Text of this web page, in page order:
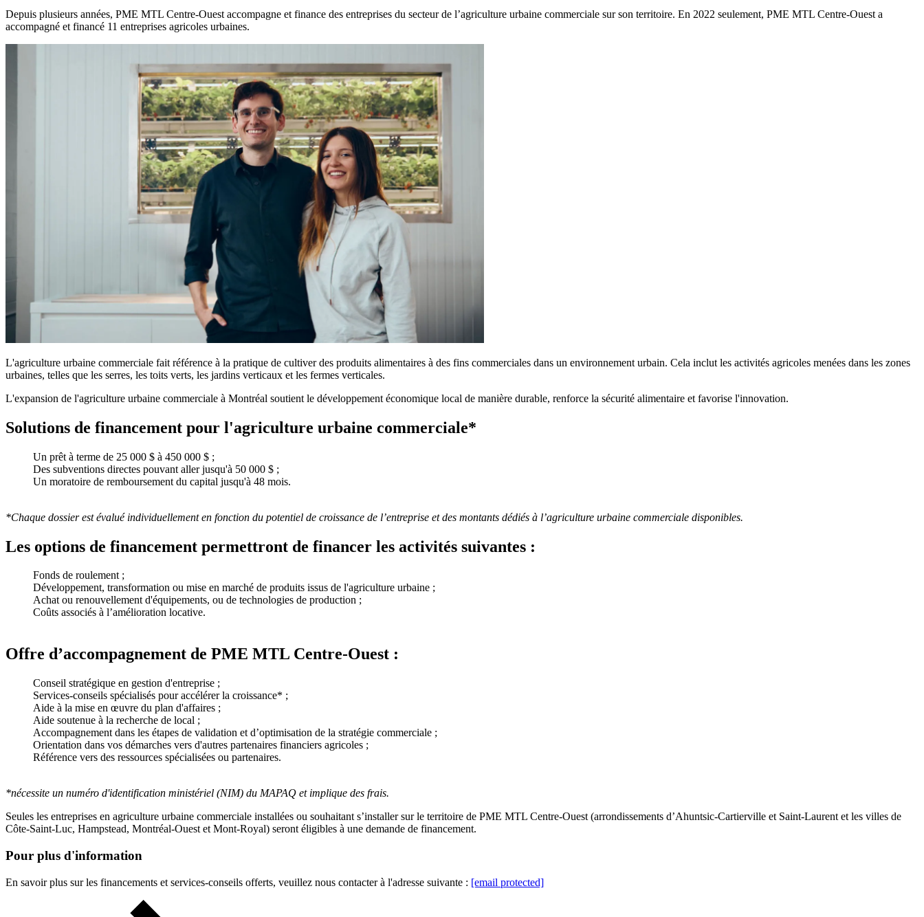
Depuis plusieurs années, PME MTL Centre-Ouest accompagne et finance des entreprises du secteur de l’agriculture urbaine commerciale sur son territoire. En 2022 seulement, PME MTL Centre-Ouest a
accompagné et financé 11 entreprises agricoles urbaines.
L'agriculture urbaine commerciale fait référence à la pratique de cultiver des produits alimentaires à des fins commerciales dans un environnement urbain. Cela inclut les activités agricoles menées dans les zones
urbaines, telles que les serres, les toits verts, les jardins verticaux et les fermes verticales.
L'expansion de l'agriculture urbaine commerciale à Montréal soutient le développement économique local de manière durable, renforce la sécurité alimentaire et favorise l'innovation.
Solutions de financement pour l'agriculture urbaine commerciale*
Un prêt à terme de 25 000 $ à 450 000 $ ;
Des subventions directes pouvant aller jusqu'à 50 000 $ ;
Un moratoire de remboursement du capital jusqu'à 48 mois.
*Chaque dossier est évalué individuellement en fonction du potentiel de croissance de l’entreprise et des montants dédiés à l’agriculture urbaine commerciale disponibles.
Les options de financement permettront de financer les activités suivantes :
Fonds de roulement ;
Développement, transformation ou mise en marché de produits issus de l'agriculture urbaine ;
Achat ou renouvellement d'équipements, ou de technologies de production ;
Coûts associés à l’amélioration locative.
Offre d’accompagnement de PME MTL Centre-Ouest :
Conseil stratégique en gestion d'entreprise ;
Services-conseils spécialisés pour accélérer la croissance* ;
Aide à la mise en œuvre du plan d'affaires ;
Aide soutenue à la recherche de local ;
Accompagnement dans les étapes de validation et d’optimisation de la stratégie commerciale ;
Orientation dans vos démarches vers d'autres partenaires financiers agricoles ;
Référence vers des ressources spécialisées ou partenaires.
*nécessite un numéro d'identification ministériel (NIM) du MAPAQ et implique des frais.
Seules les entreprises en agriculture urbaine commerciale installées ou souhaitant s’installer sur le territoire de PME MTL Centre-Ouest (arrondissements d’Ahuntsic-Cartierville et Saint-Laurent et les villes de
Côte-Saint-Luc, Hampstead, Montréal-Ouest et Mont-Royal) seront éligibles à une demande de financement.
Pour plus d'information
En savoir plus sur les financements et services-conseils offerts, veuillez nous contacter à l'adresse suivante : [email protected]